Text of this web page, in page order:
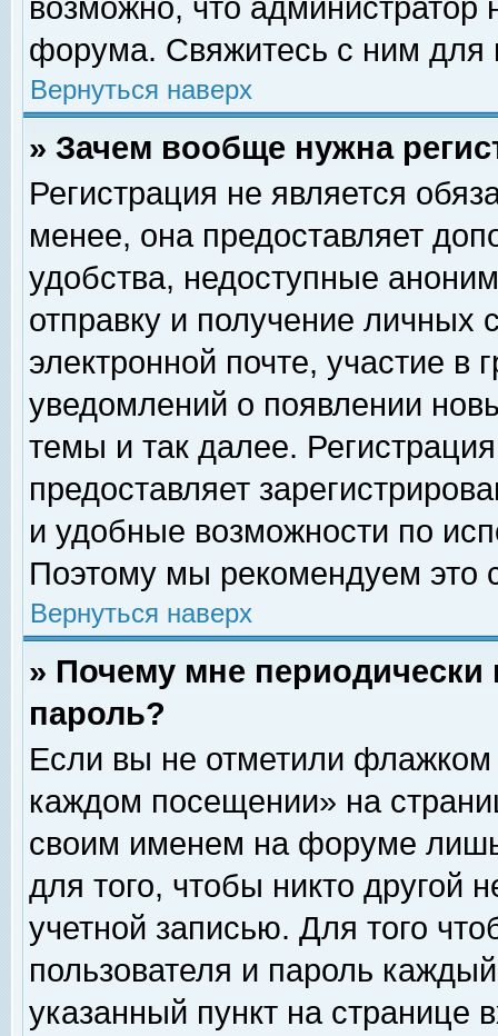
возможно, что
форума. Свяжитесь с ним для
Вернуться наверх
» Зачем вообще нужна
Регистрация не является
менее, она предоставляет
удобства, недоступные
отправку и получение личных
электронной почте, участие в
уведомлений о появлении
темы и так далее.
предоставляет
и удобные возможности по
Поэтому мы рекомендуем это
Вернуться наверх
» Почему мне
пароль?
Если вы не отметили флажком
каждом посещении» на
своим именем на форуме
для того, чтобы никто другой
учетной записью. Для того
пользователя и пароль
указанный пункт на